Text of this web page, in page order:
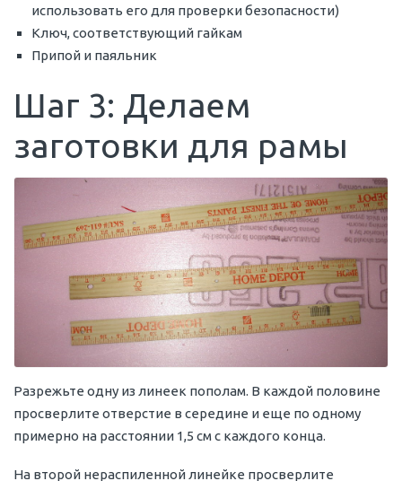
использовать его для проверки безопасности)
Ключ, соответствующий гайкам
Припой и паяльник
Шаг 3: Делаем
заготовки для рамы
Разрежьте одну из линеек пополам. В каждой половине
просверлите отверстие в середине и еще по одному
примерно на расстоянии 1,5 см с каждого конца.
На второй нераспиленной линейке просверлите